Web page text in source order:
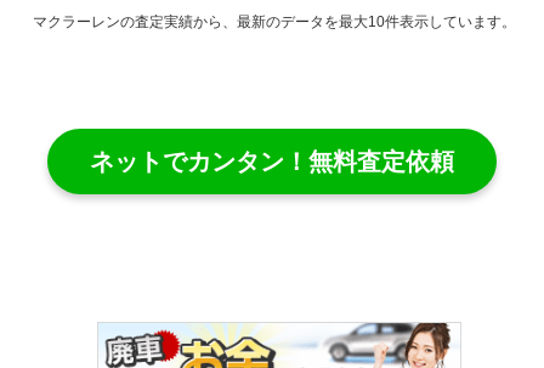
マクラーレンの査定実績から、最新のデータを最大10件表示しています。
ネットでカンタン！無料査定依頼